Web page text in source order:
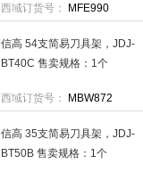
西域订货号：
MFE990
信高 54支简易刀具架，JDJ-
BT40C 售卖规格：1个
西域订货号： MBW872
信高 35支简易刀具架，JDJ-
BT50B 售卖规格：1个